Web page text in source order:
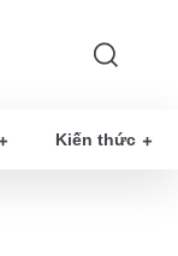
Kiến thức